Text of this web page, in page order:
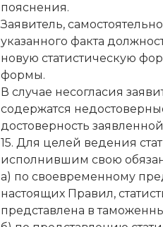
пояснения.
Заявитель,
указанного факта
новую статистическую
формы.
В случае несогласия
содержатся
достоверность
15. Для целей ведения
исполнившим свою
а) по своевременному
настоящих Правил,
представлена в